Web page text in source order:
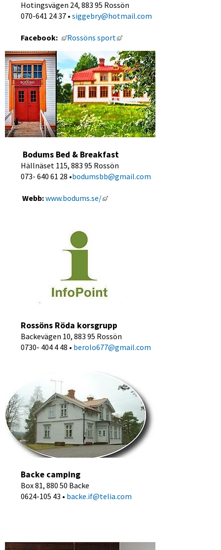
Hotingsvägen 24, 883 95 Rossön
070-641 24 37 • siggebry@hotmail.com
Facebook: Länk till annan webbplats, öppnas i nytt
Rossöns sport Länk till annan webbplats,
Bodums Bed & Breakfast
Hällnäset 115, 883 95 Rossön
073- 640 61 28 •bodumsbb@gmail.com
Webb: www.bodums.se/ Länk till annan webbplats,
Rossöns Röda korsgrupp
Backevägen 10, 883 95 Rossön
0730- 404 4 48 • berolo677@gmail.com
Backe camping
Box 81, 880 50 Backe
0624-105 43 • backe.if@telia.com